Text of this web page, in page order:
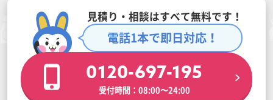
見積り・相談はすべて無料です！
電話1本で即日対応！
0120-697-195
受付時間：08:00〜24:00